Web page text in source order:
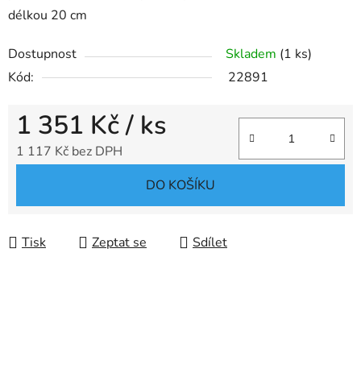
délkou 20 cm
Dostupnost Skladem (1 ks)
Kód:
22891
1 351 Kč/ ks
1 117 Kč bez DPH
DO KOŠÍKU
Tisk Zeptat se Sdílet